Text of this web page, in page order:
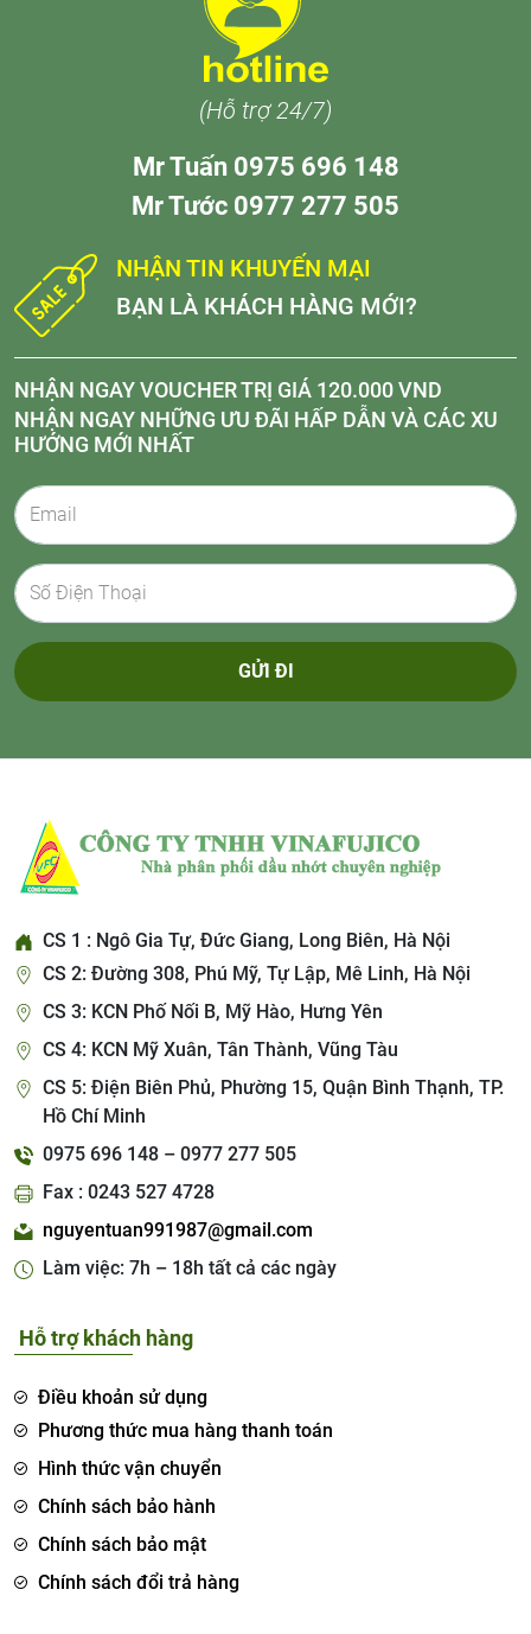
(Hỗ trợ 24/7)
Mr Tuấn 0975 696 148
Mr Tước 0977 277 505
NHẬN TIN KHUYẾN MẠI
BẠN LÀ KHÁCH HÀNG MỚI?
NHẬN NGAY VOUCHER TRỊ GIÁ 120.000 VND
NHẬN NGAY NHỮNG ƯU ĐÃI HẤP DẪN VÀ CÁC XU
HƯỚNG MỚI NHẤT
GỬI ĐI
CS 1 : Ngô Gia Tự, Đức Giang, Long Biên, Hà Nội
CS 2: Đường 308, Phú Mỹ, Tự Lập, Mê Linh, Hà Nội
CS 3: KCN Phố Nối B, Mỹ Hào, Hưng Yên
CS 4: KCN Mỹ Xuân, Tân Thành, Vũng Tàu
CS 5: Điện Biên Phủ, Phường 15, Quận Bình Thạnh, TP.
Hồ Chí Minh
0975 696 148 – 0977 277 505
Fax : 0243 527 4728
nguyentuan991987@gmail.com
Làm việc: 7h – 18h tất cả các ngày
Hỗ trợ khách hàng
Điều khoản sử dụng
Phương thức mua hàng thanh toán
Hình thức vận chuyển
Chính sách bảo hành
Chính sách bảo mật
Chính sách đổi trả hàng